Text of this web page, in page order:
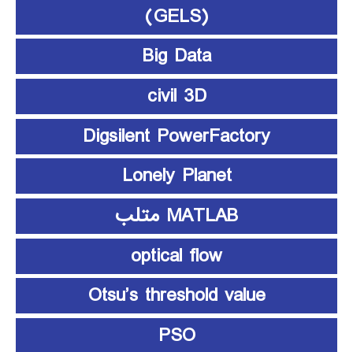
(GELS)
Big Data
civil 3D
Digsilent PowerFactory
Lonely Planet
MATLAB متلب
optical flow
Otsu’s threshold value
PSO